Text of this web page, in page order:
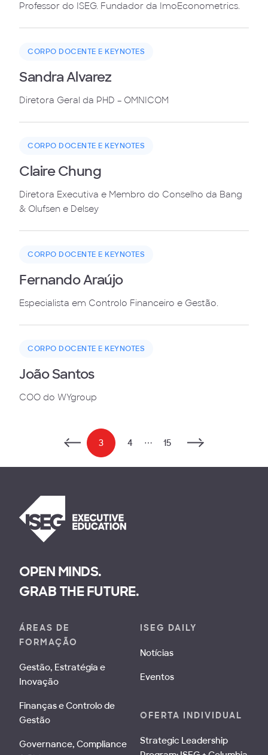
Professor do ISEG. Fundador da ImoEconometrics.
CORPO DOCENTE E KEYNOTES
Sandra Alvarez
Diretora Geral da PHD – OMNICOM
CORPO DOCENTE E KEYNOTES
Claire Chung
Diretora Executiva e Membro do Conselho da Bang
& Olufsen e Delsey
CORPO DOCENTE E KEYNOTES
Fernando Araújo
Especialista em Controlo Financeiro e Gestão.
CORPO DOCENTE E KEYNOTES
João Santos
COO do WYgroup
3 4 ⋯ 15
OPEN MINDS.
GRAB THE FUTURE.
ÁREAS DE
FORMAÇÃO
Gestão, Estratégia e
Inovação
Finanças e Controlo de
Gestão
Governance, Compliance
ISEG DAILY
Notícias
Eventos
OFERTA INDIVIDUAL
Strategic Leadership